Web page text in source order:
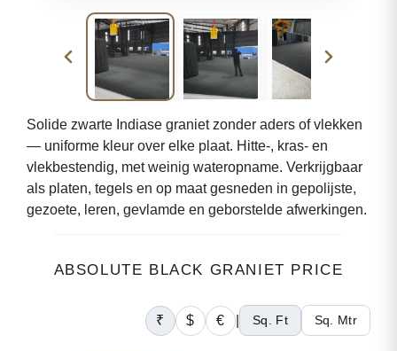
Solide zwarte Indiase graniet zonder aders of vlekken
— uniforme kleur over elke plaat. Hitte-, kras- en
vlekbestendig, met weinig wateropname. Verkrijgbaar
als platen, tegels en op maat gesneden in gepolijste,
gezoete, leren, gevlamde en geborstelde afwerkingen.
ABSOLUTE BLACK GRANIET PRICE
₹ $ € Sq. Ft Sq. Mtr